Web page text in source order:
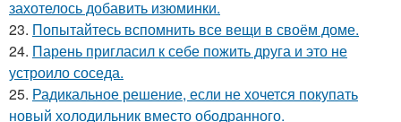
захотелось добавить изюминки.
23. Попытайтесь вспомнить все вещи в своём доме.
24. Парень пригласил к себе пожить друга и это не
устроило соседа.
25. Радикальное решение, если не хочется покупать
новый холодильник вместо ободранного.